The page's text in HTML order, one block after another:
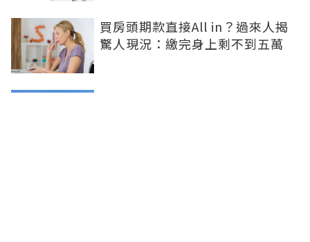
買房頭期款直接All in？過來人揭
驚人現況：繳完身上剩不到五萬